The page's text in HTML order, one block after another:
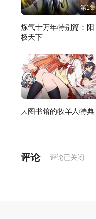
第1集
炼气十万年特别篇：阳
极天下
第6集
大图书馆的牧羊人特典
评论 评论已关闭